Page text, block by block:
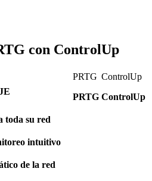
con ControlUp
PRTG
PRTG
ControlUp
ControlUp
toda su red
intuitivo
de la red